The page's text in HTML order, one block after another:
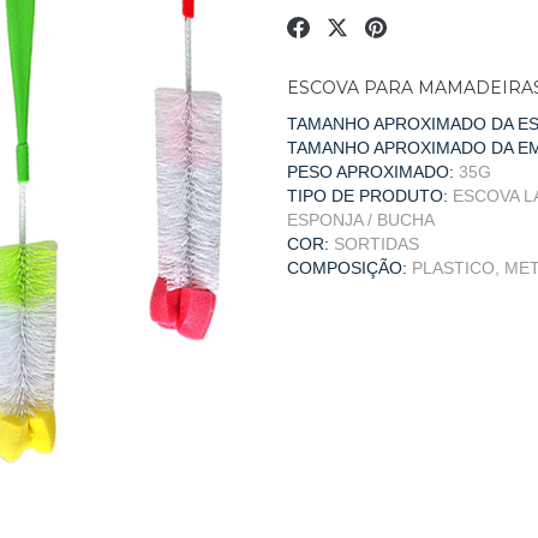
ESCOVA PARA
TAMANHO APROXIMADO DA
TAMANHO APROXIMADO DA
PESO APROXIMADO: 35G
TIPO DE PRODUTO: ESCOVA
ESPONJA / BUCHA
COR: SORTIDAS
COMPOSIÇÃO: PLASTICO,